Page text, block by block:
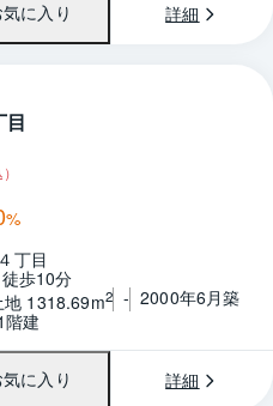
気に入り 詳細
1 / 0 間取り
目
%
丁目
歩10分
地 1318.69m2 - 2000年6月築
建
気に入り 詳細
1 / 0 間取り